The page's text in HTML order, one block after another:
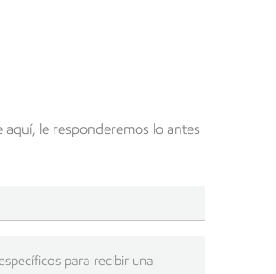
le responderemos lo antes